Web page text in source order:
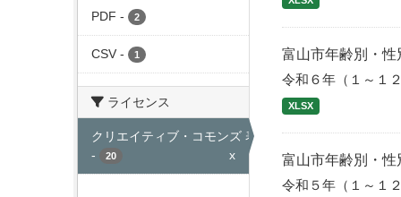
PDF - 2
CSV - 1
ライセンス
クリエイティブ・コモンズ 表示
-
20 x
富山市年齢別・
令和６年（１～１
XLSX
富山市年齢別・
令和５年（１～１